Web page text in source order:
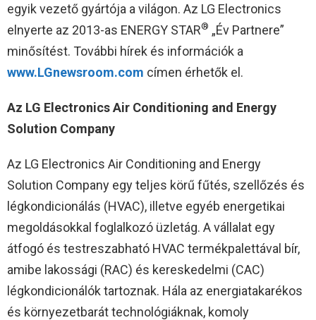
egyik vezető gyártója a világon. Az LG Electronics
elnyerte az 2013-as ENERGY STAR® „Év Partnere”
minősítést. További hírek és információk a
www.LGnewsroom.com címen érhetők el.
Az LG Electronics Air Conditioning and Energy
Solution Company
Az LG Electronics Air Conditioning and Energy
Solution Company egy teljes körű fűtés, szellőzés és
légkondicionálás (HVAC), illetve egyéb energetikai
megoldásokkal foglalkozó üzletág. A vállalat egy
átfogó és testreszabható HVAC termékpalettával bír,
amibe lakossági (RAC) és kereskedelmi (CAC)
légkondicionálók tartoznak. Hála az energiatakarékos
és környezetbarát technológiáknak, komoly